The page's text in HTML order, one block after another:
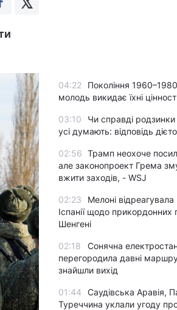
04:22
Покоління
молодь викидає їхні
03:10
Чи справді родзинки
усі думають: відповідь
02:56 Трамп неохоче
але законопроект Грема
вжити заходів, - WSJ
02:23
Мелоні
Іспанії щодо прикордонних
Шенгені
02:18
Сонячна
перегородила давні
знайшли вихід
01:44
Саудівська Аравія,
Туреччина уклали угоду